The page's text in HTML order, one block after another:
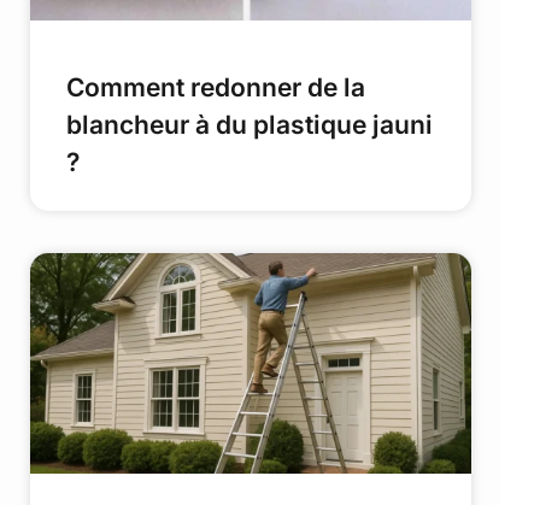
Comment redonner de la
blancheur à du plastique jauni
?